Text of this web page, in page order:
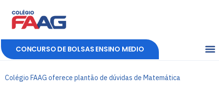
CONCURSO DE BOLSAS ENSINO MEDIO
Colégio FAAG oferece plantão de dúvidas de Matemática